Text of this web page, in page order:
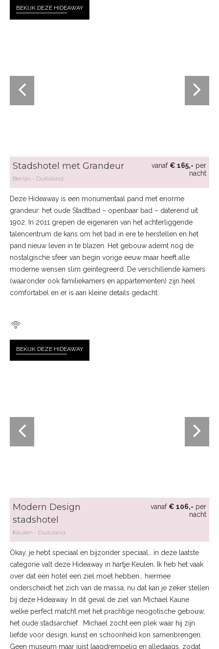
BEKIJK DEZE HIDEAWAY
vanaf € 165,- per
nacht
Stadshotel met Grandeur
Berlijn Duitsland
Deze Hideaway is een monumentaal pand met enorme
grandeur: het oude Stadtbad – openbaar bad – daterend uit
1902. In 2011 grepen de eigenaren van het achterliggende
talencentrum de kans om het bad in ere te herstellen en het
pand nieuw leven in te blazen. Het gebouw ademt nog de
nostalgische sfeer van begin vorige eeuw maar heeft alle
moderne wensen slim geïntegreerd. De verschillende kamers
(waaronder ook familiekamers en appartementen) zijn heel
comfortabel en er is aan kleine details gedacht.
BEKIJK DEZE HIDEAWAY
vanaf € 106,- per
nacht
Modern Design
stadshotel
Keulen Duitsland
Okay, je hebt speciaal en bijzonder speciaal… in deze laatste
categorie valt deze Hideaway in hartje Keulen. Ik heb het vaak
over dat een hotel een ziel moet hebben… hiermee
onderscheidt het zich van de massa, nu dat kan je zeker stellen
bij deze Hideaway. In dit geval de ziel van Michael Kaune
welke perfect matcht met het prachtige neogotische gebouw,
het oude stadsarchief. Michael zocht een plek waar hij zijn
liefde voor design, kunst en schoonheid kon samenbrengen.
Geen museum maar juist laagdrempelig en alledaags, zodat